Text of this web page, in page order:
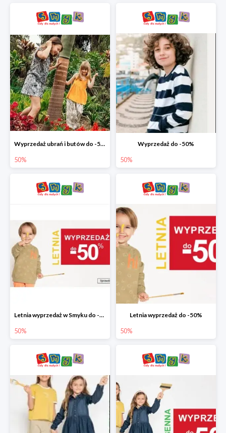
Wyprzedaż ubrań i butów do -50%
50%
Wyprzedaż do -50%
50%
Letnia wyprzedaż w Smyku do -50%
50%
Letnia wyprzedaż do -50%
50%